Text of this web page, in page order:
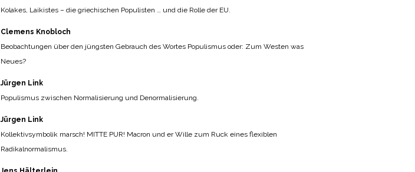
Kolakes, Laikistes – die griechischen Populisten … und die Rolle der EU.
Clemens Knobloch
Beobachtungen über den jüngsten Gebrauch des Wortes Populismus oder: Zum Westen was
Neues?
Jürgen Link
Populismus zwischen Normalisierung und Denormalisierung.
Jürgen Link
Kollektivsymbolik marsch! MITTE PUR! Macron und er Wille zum Ruck eines flexiblen
Radikalnormalismus.